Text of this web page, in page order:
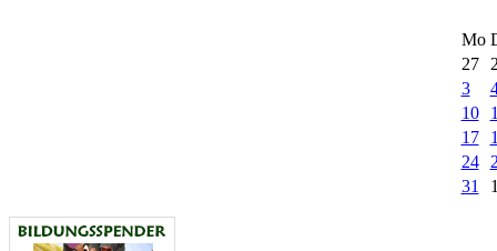
Mo
27
3
10
17
24
31